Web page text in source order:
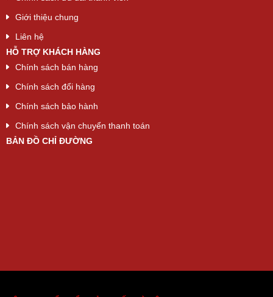
Giới thiệu chung
Liên hệ
HỖ TRỢ KHÁCH HÀNG
Chính sách bán hàng
Chính sách đổi hàng
Chính sách bảo hành
Chính sách vận chuyển thanh toán
BẢN ĐỒ CHỈ ĐƯỜNG